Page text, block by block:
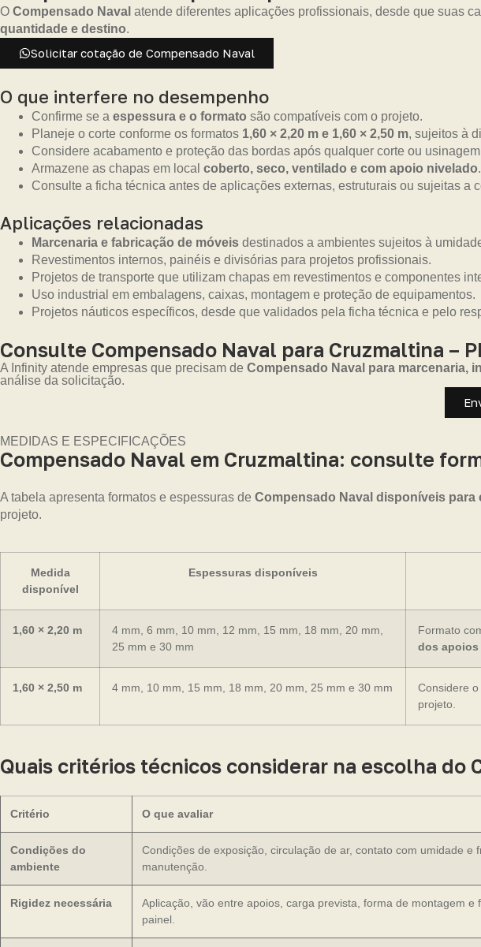
O Compensado Naval atende diferentes aplicações profissionais, desde que suas
quantidade e destino.
Solicitar cotação de Compensado Naval
O que interfere no desempenho
Confirme se a espessura e o formato são compatíveis com o projeto.
Planeje o corte conforme os formatos 1,60 × 2,20 m e 1,60 × 2,50 m, sujeitos à
Considere acabamento e proteção das bordas após qualquer corte ou
Armazene as chapas em local coberto, seco, ventilado e com apoio nivelado.
Consulte a ficha técnica antes de aplicações externas, estruturais ou sujeitas a
Aplicações relacionadas
Marcenaria e fabricação de móveis destinados a ambientes sujeitos à
Revestimentos internos, painéis e divisórias para projetos profissionais.
Projetos de transporte que utilizam chapas em revestimentos e componentes
Uso industrial em embalagens, caixas, montagem e proteção de equipamentos.
Projetos náuticos específicos, desde que validados pela ficha técnica e pelo
Consulte Compensado Naval para Cruzmaltina –
A Infinity atende empresas que precisam de Compensado Naval para marcenaria,
análise da solicitação.
MEDIDAS E ESPECIFICAÇÕES
Compensado Naval em Cruzmaltina: consulte
A tabela apresenta formatos e espessuras de Compensado Naval disponíveis para
projeto.
Medida
disponível
Espessuras disponíveis
1,60 × 2,20 m
4 mm, 6 mm, 10 mm, 12 mm, 15 mm, 18 mm, 20 mm,
25 mm e 30 mm
Formato
dos apoios
1,60 × 2,50 m 4 mm, 10 mm, 15 mm, 18 mm, 20 mm, 25 mm e 30 mm
Considere
projeto.
Quais critérios técnicos considerar na escolha do
Critério O que avaliar
Condições do
ambiente
Condições de exposição, circulação de ar, contato com umidade e
manutenção.
Rigidez necessária
Aplicação, vão entre apoios, carga prevista, forma de montagem e
painel.